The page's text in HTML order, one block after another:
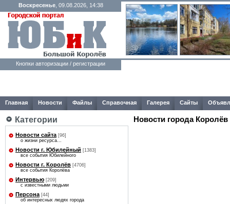
Воскресенье, 09.08.2026, 14:38
Кнопки авторизации / регистрации
Главная Новости Файлы Справочная Галерея Сайты
Категории
Новости сайта [96]
о жизни ресурса...
Новости г. Юбилейный [1383]
все события Юбилейного
Новости г. Королёв [4706]
все события Королёва
Интервью [209]
с известными людьми
Персона [44]
об интересных людях города
Новости города Королёв